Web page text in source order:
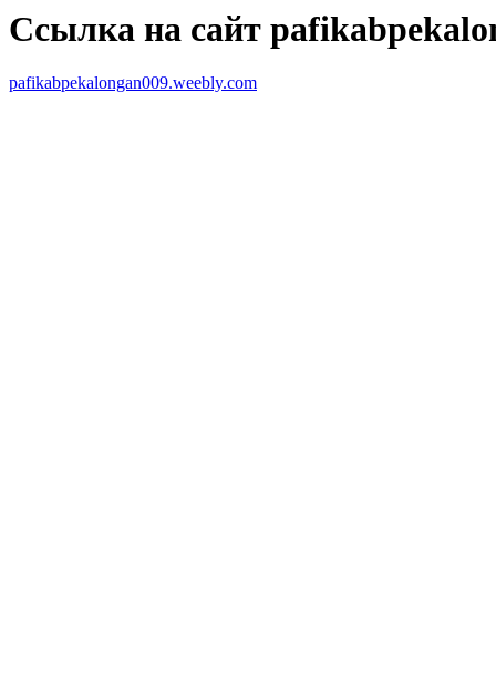
Ссылка на сайт
pafikabpekalongan009.weebly.com